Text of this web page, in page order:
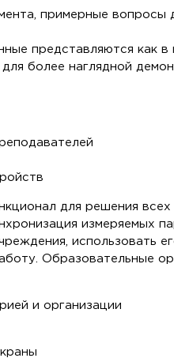
примерные вопросы
представляются как
более наглядной
для решения
измеряемых
использовать
Образовательные
и организации